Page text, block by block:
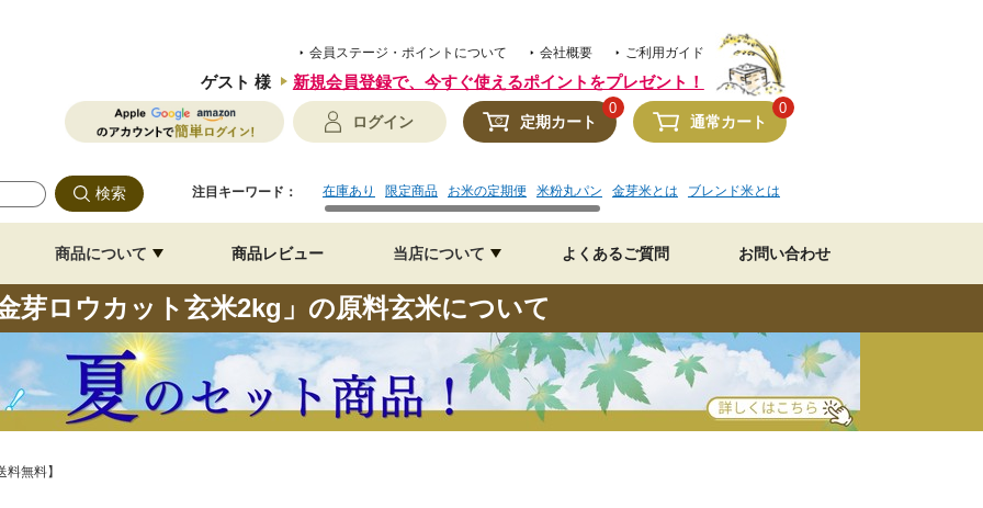
会員ステージ・ポイントについて 会社概要 ご利用ガイド
ゲスト 様 新規会員登録で、 今すぐ使えるポイントをプレゼント！
ログイン 定期カート
0
通常カート
0
注目キーワード： 在庫あり 限定商品 お米の定期便 米粉丸パン 金芽米とは ブレンド米とは
商品について 商品レビュー 当店について よくあるご質問 お問い合わせ
芽ロウカット玄米2kg」の原料玄米について
無料】